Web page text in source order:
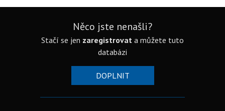
Něco jste nenašli?
Stačí se jen zaregistrovat a můžete tuto
databázi
DOPLNIT